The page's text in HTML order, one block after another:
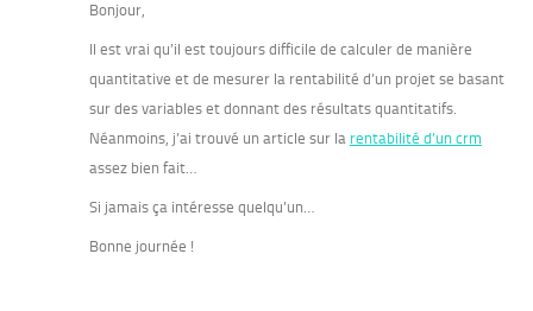
Bonjour,
Il est vrai qu’il est toujours difficile de calculer de manière
quantitative et de mesurer la rentabilité d’un projet se basant
sur des variables et donnant des résultats quantitatifs.
Néanmoins, j’ai trouvé un article sur la rentabilité d’un crm
assez bien fait…
Si jamais ça intéresse quelqu’un…
Bonne journée !